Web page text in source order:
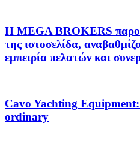
Η MEGA BROKERS
της ιστοσελίδα,
εμπειρία πελατών και
Cavo Yachting
ordinary